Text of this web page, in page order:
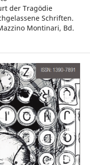
der Tragödie
Schriften.
Montinari, Bd.